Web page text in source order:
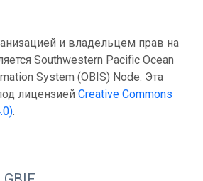
и владельцем прав на
Southwestern Pacific Ocean
System (OBIS) Node. Эта
лицензией Creative Commons
.